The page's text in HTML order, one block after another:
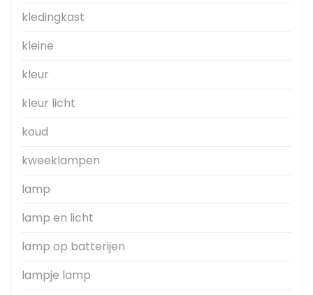
kledingkast
kleine
kleur
kleur licht
koud
kweeklampen
lamp
lamp en licht
lamp op batterijen
lampje lamp